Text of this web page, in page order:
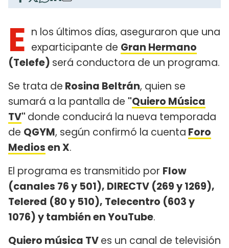
E n los últimos días, aseguraron que una
exparticipante de Gran Hermano
(Telefe) será conductora de un programa.
Se trata de Rosina Beltrán, quien se
sumará a la pantalla de "Quiero Música
TV" donde conducirá la nueva temporada
de QGYM, según confirmó la cuenta Foro
Mediosen X.
El programa es transmitido por Flow
(canales 76 y 501), DIRECTV (269 y 1269),
Telered (80 y 510), Telecentro (603 y
1076) y también en YouTube.
Quiero música TVes un canal de televisión